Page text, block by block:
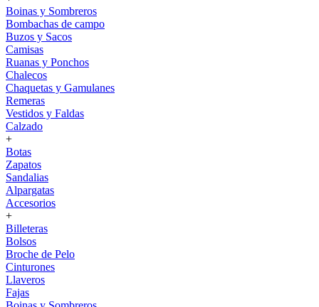
Boinas y Sombreros
Bombachas de campo
Buzos y Sacos
Camisas
Ruanas y Ponchos
Chalecos
Chaquetas y Gamulanes
Remeras
Vestidos y Faldas
Calzado
+
Botas
Zapatos
Sandalias
Alpargatas
Accesorios
+
Billeteras
Bolsos
Broche de Pelo
Cinturones
Llaveros
Fajas